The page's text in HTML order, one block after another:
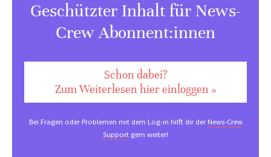
Geschützter Inhalt für News-
Crew Abonnent:innen
Schon dabei?
Zum Weiterlesen hier einloggen »
Bei Fragen oder Problemen mit dem Log-in hilft dir derNews-Crew
Support gern weiter!